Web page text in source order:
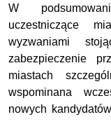
W
uczestniczące
wyzwaniami
zabezpieczenie
miastach
wspominana
nowych